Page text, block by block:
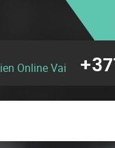
Online Vai